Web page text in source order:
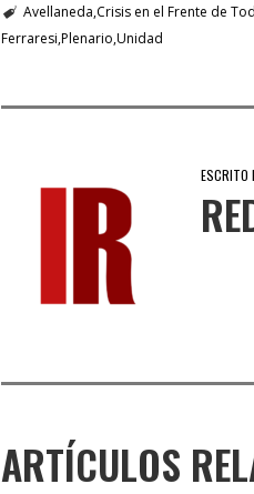
Avellaneda Crisis en el Frente de
Ferraresi Plenario Unidad
ESCRITO
ARTÍCULOS